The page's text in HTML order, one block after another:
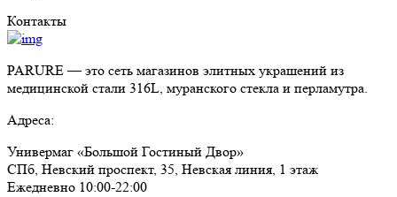
Контакты
PARURE— это сеть магазинов элитных украшений из
медицинской стали 316L, муранского стекла и перламутра.
Адреса:
Универмаг «Большой Гостиный Двор»
СПб, Невский проспект, 35, Невская линия, 1 этаж
Ежедневно 10:00-22:00